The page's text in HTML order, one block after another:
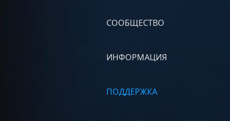
СООБЩЕСТВО
ИНФОРМАЦИЯ
ПОДДЕРЖКА